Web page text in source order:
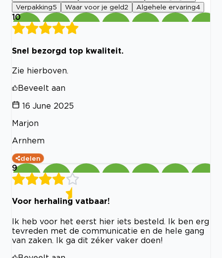
Verpakking5 Waar voor je geld2 Algehele ervaring4
10
Snel bezorgd top kwaliteit.
Zie hierboven.
Beveelt aan
16 June 2025
Marjon
Arnhem
delen
9
Voor herhaling vatbaar!
Ik heb voor het eerst hier iets besteld. Ik ben erg
tevreden met de communicatie en de hele gang
van zaken. Ik ga dit zéker vaker doen!